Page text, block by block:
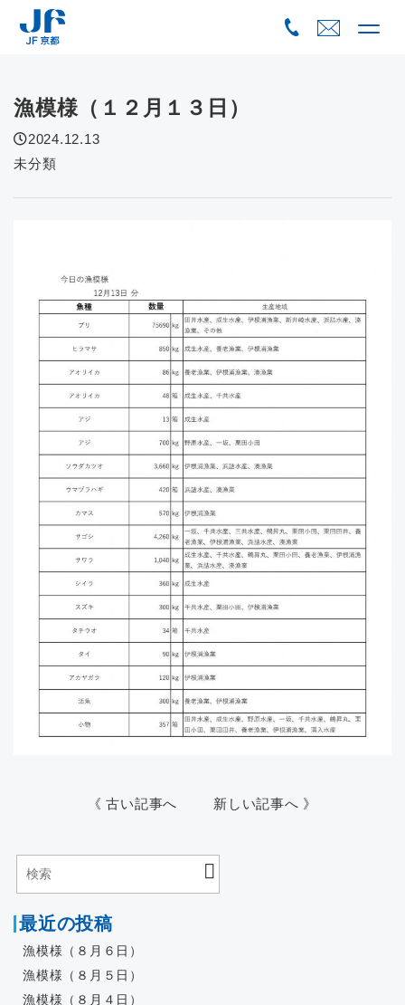
漁模様（１２月１３日）
2024.12.13
未分類
《 古い記事へ 新しい記事へ 》
最近の投稿
漁模様（８月６日）
漁模様（８月５日）
漁模様（８月４日）